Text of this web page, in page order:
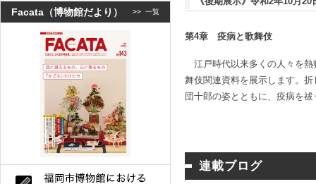
第4章 疫病と歌舞伎
江戸時代以来多くの人々を熱
舞伎関連資料を展示します。
団十郎の姿とともに、疫病を
連載ブログ
Facata（博物館だより） >> 一覧